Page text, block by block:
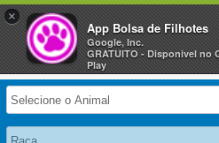
Selecione
×
App Bolsa de Filhotes
Google, Inc.
GRATUITO - Disponivel no
Play